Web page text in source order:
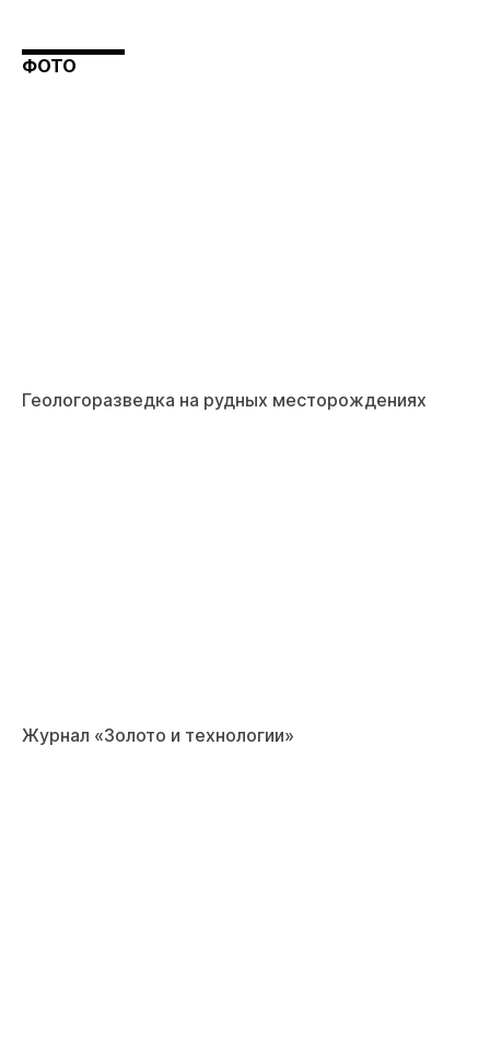
ФОТО
Геологоразведка на рудных месторождениях
Журнал «Золото и технологии»